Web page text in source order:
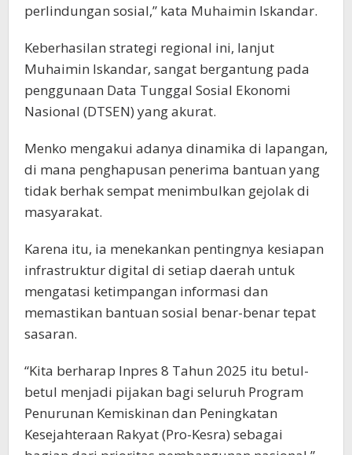
perlindungan sosial,” kata Muhaimin Iskandar.
Keberhasilan strategi regional ini, lanjut
Muhaimin Iskandar, sangat bergantung pada
penggunaan Data Tunggal Sosial Ekonomi
Nasional (DTSEN) yang akurat.
Menko mengakui adanya dinamika di lapangan,
di mana penghapusan penerima bantuan yang
tidak berhak sempat menimbulkan gejolak di
masyarakat.
Karena itu, ia menekankan pentingnya kesiapan
infrastruktur digital di setiap daerah untuk
mengatasi ketimpangan informasi dan
memastikan bantuan sosial benar-benar tepat
sasaran.
“Kita berharap Inpres 8 Tahun 2025 itu betul-
betul menjadi pijakan bagi seluruh Program
Penurunan Kemiskinan dan Peningkatan
Kesejahteraan Rakyat (Pro-Kesra) sebagai